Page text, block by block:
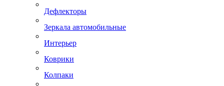
Дефлекторы
Зеркала автомобильные
Интерьер
Коврики
Колпаки